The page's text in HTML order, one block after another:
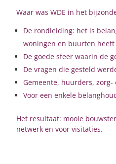
Waar was WDE in het
De rondleiding: het is
woningen en buurten heeft
De goede sfeer waarin de
De vragen die gesteld
Gemeente, huurders,
Voor een enkele
Het resultaat: mooie
netwerk en voor visitaties.